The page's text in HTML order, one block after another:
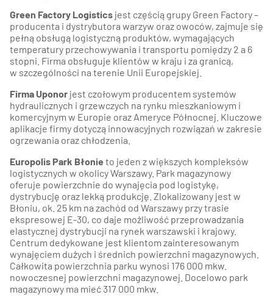
Green Factory Logistics jest częścią grupy Green Factory –
producenta i dystrybutora warzyw oraz owoców, zajmuje się
pełną obsługą logistyczną produktów, wymagających
temperatury przechowywania i transportu pomiędzy 2 a 6
stopni. Firma obsługuje klientów w kraju i za granicą,
w szczególności na terenie Unii Europejskiej.
Firma Uponor jest czołowym producentem systemów
hydraulicznych i grzewczych na rynku mieszkaniowym i
komercyjnym w Europie oraz Ameryce Północnej. Kluczowe
aplikacje firmy dotyczą innowacyjnych rozwiązań w zakresie
ogrzewania oraz chłodzenia.
Europolis Park Błonie to jeden z większych kompleksów
logistycznych w okolicy Warszawy. Park magazynowy
oferuje powierzchnie do wynajęcia pod logistykę,
dystrybucję oraz lekką produkcję. Zlokalizowany jest w
Błoniu, ok. 25 km na zachód od Warszawy przy trasie
ekspresowej E-30, co daje możliwość przeprowadzania
elastycznej dystrybucji na rynek warszawski i krajowy.
Centrum dedykowane jest klientom zainteresowanym
wynajęciem dużych i średnich powierzchni magazynowych.
Całkowita powierzchnia parku wynosi 176 000 mkw.
nowoczesnej powierzchni magazynowej. Docelowo park
magazynowy ma mieć 317 000 mkw.